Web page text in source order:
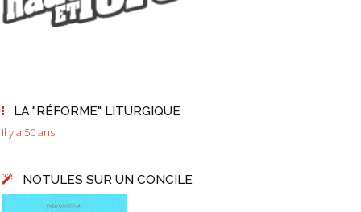
LA "RÉFORME" LITURGIQUE
Il y a 50 ans
NOTULES SUR UN CONCILE